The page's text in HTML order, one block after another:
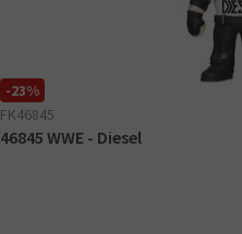
-23%
FK46845
46845 WWE - Diesel